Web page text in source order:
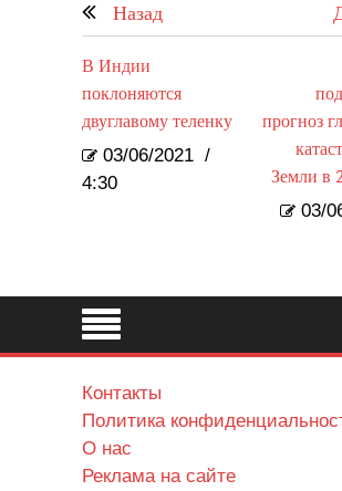
Назад
В Индии
поклоняются
двуглавому теленку
03/06/2021 /
4:30
прогноз
Земли в
03/
Контакты
Политика
О нас
Реклама на сайте